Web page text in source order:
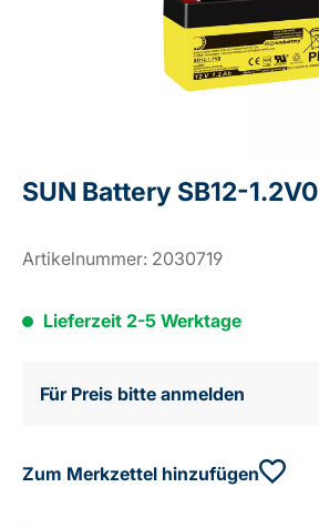
SUN Battery SB12-1.2V0
Artikelnummer: 2030719
Lieferzeit 2-5 Werktage
Für Preis bitte anmelden
Zum Merkzettel hinzufügen